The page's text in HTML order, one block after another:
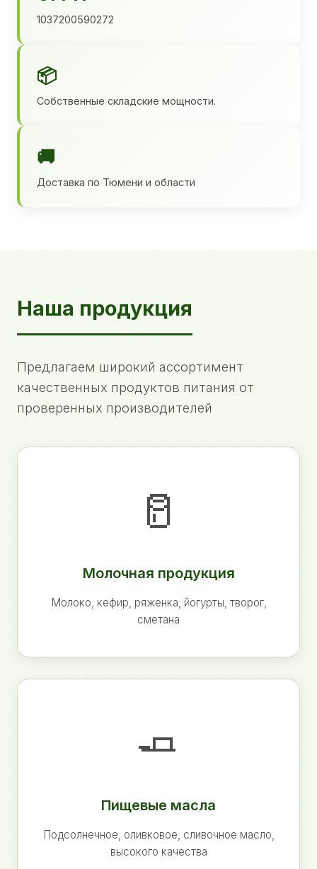
1037200590272
📦
Собственные складские мощности.
🚚
Доставка по Тюмени и области
Наша продукция
Предлагаем широкий ассортимент
качественных продуктов питания от
проверенных производителей
🥛
Молочная продукция
Молоко, кефир, ряженка, йогурты, творог,
сметана
🧈
Пищевые масла
Подсолнечное, оливковое, сливочное масло,
высокого качества